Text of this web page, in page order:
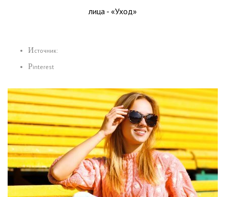
Источник:
Pinterest